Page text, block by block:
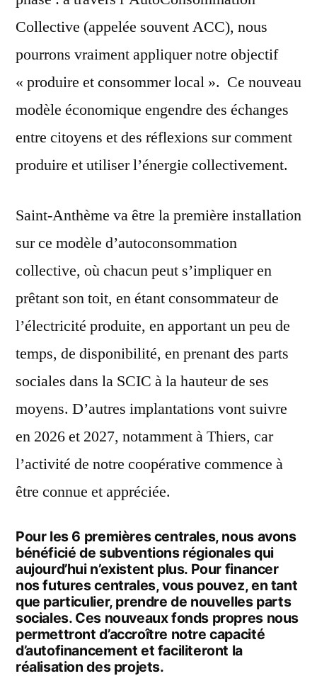
Collective (appelée souvent ACC), nous
pourrons vraiment appliquer notre objectif
« produire et consommer local ». Ce nouveau
modèle économique engendre des échanges
entre citoyens et des réflexions sur comment
produire et utiliser l’énergie collectivement.
Saint-Anthème va être la première installation
sur ce modèle d’autoconsommation
collective, où chacun peut s’impliquer en
prêtant son toit, en étant consommateur de
l’électricité produite, en apportant un peu de
temps, de disponibilité, en prenant des parts
sociales dans la SCIC à la hauteur de ses
moyens. D’autres implantations vont suivre
en 2026 et 2027, notamment à Thiers, car
l’activité de notre coopérative commence à
être connue et appréciée.
Pour les 6 premières centrales, nous avons
bénéficié de subventions régionales qui
aujourd’hui n’existent plus. Pour financer
nos futures centrales, vous pouvez, en tant
que particulier, prendre de nouvelles parts
sociales. Ces nouveaux fonds propres nous
permettront d’accroître notre capacité
d’autofinancement et faciliteront la
réalisation des projets.